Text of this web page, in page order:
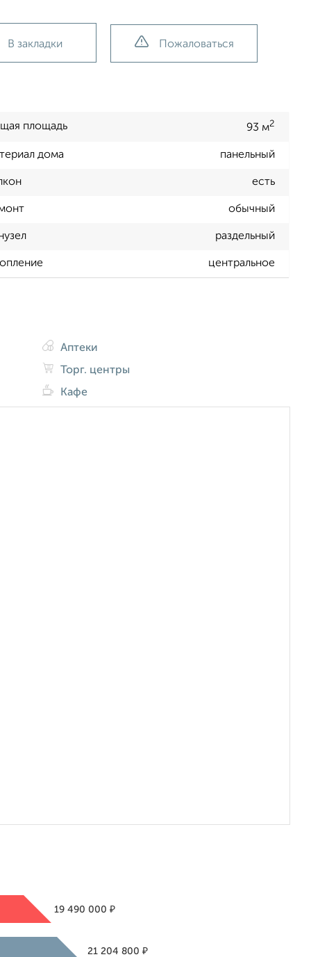
В закладки Пожаловаться
площадь 93 м2
дома панельный
есть
обычный
раздельный
центральное
Аптеки
Торг. центры
Кафе
19 490 000₽
21 204 800₽